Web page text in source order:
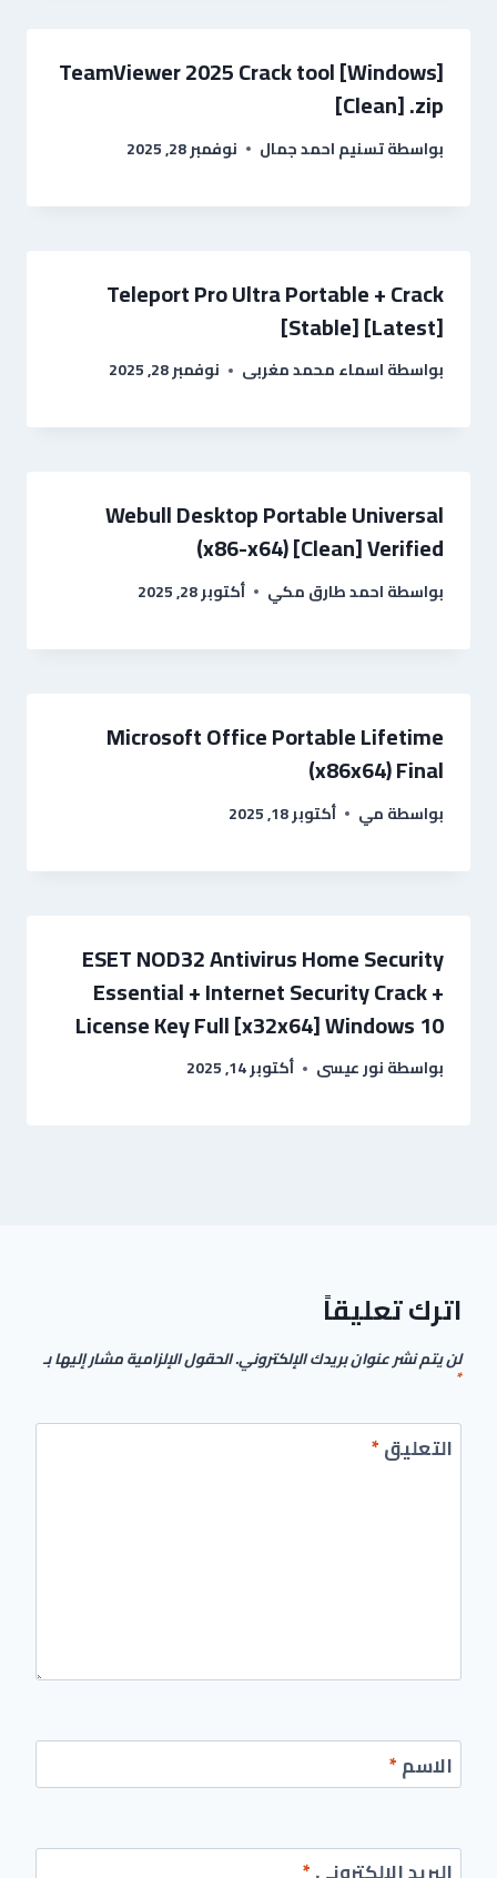
TeamViewer 2025 Crack tool [Windows]
[Clean] .zip
بواسطةتسنيم احمد جمال نوفمبر 28, 2025
Teleport Pro Ultra Portable + Crack
[Stable] [Latest]
بواسطةاسماء محمد مغربى نوفمبر 28, 2025
Webull Desktop Portable Universal
(x86-x64) [Clean] Verified
بواسطةاحمد طارق مكي أكتوبر 28, 2025
Microsoft Office Portable Lifetime
(x86x64) Final
بواسطةمي أكتوبر 18, 2025
ESET NOD32 Antivirus Home Security
Essential + Internet Security Crack +
License Key Full [x32x64] Windows 10
بواسطةنور عيسى أكتوبر 14, 2025
اترك تعليقاً
لن يتم نشر عنوان بريدك الإلكتروني.الحقول الإلزامية مشار إليها بـ
*
التعليق*
الاسم*